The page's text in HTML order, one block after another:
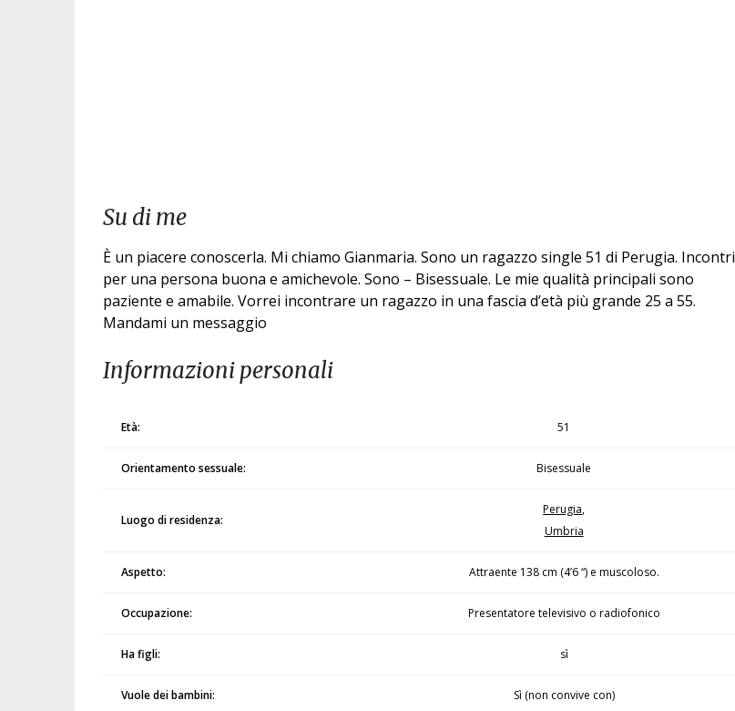
Su di me
È un piacere conoscerla. Mi chiamo Gianmaria. Sono un ragazzo single 51 di Perugia. Incontri
per una persona buona e amichevole. Sono – Bisessuale. Le mie qualità principali sono
paziente e amabile. Vorrei incontrare un ragazzo in una fascia d’età più grande 25 a 55.
Mandami un messaggio
Informazioni personali
Età: 51
Orientamento sessuale: Bisessuale
Luogo di residenza:
Perugia,
Umbria
Aspetto: Attraente 138 cm (4’6 “) e muscoloso.
Occupazione: Presentatore televisivo o radiofonico
Ha figli: sì
Vuole dei bambini: Sì (non convive con)